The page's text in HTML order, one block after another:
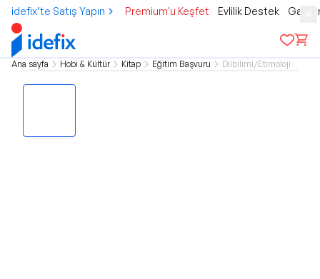
idefix’te Satış Yapın Premium'u Keşfet Evlilik Destek
Ana sayfa Hobi & Kültür Kitap Eğitim Başvuru Dilbilimi/Etimoloji